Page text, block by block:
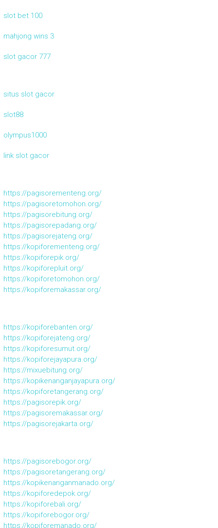
slot bet 100
mahjong wins 3
slot gacor 777
situs slot gacor
slot88
olympus1000
link slot gacor
https://pagisorementeng.org/
https://pagisoretomohon.org/
https://pagisorebitung.org/
https://pagisorepadang.org/
https://pagisorejateng.org/
https://kopiforementeng.org/
https://kopiforepik.org/
https://kopiforepluit.org/
https://kopiforetomohon.org/
https://kopiforemakassar.org/
https://kopiforebanten.org/
https://kopiforejateng.org/
https://kopiforesumut.org/
https://kopiforejayapura.org/
https://mixuebitung.org/
https://kopikenanganjayapura.org/
https://kopiforetangerang.org/
https://pagisorepik.org/
https://pagisoremakassar.org/
https://pagisorejakarta.org/
https://pagisorebogor.org/
https://pagisoretangerang.org/
https://kopikenanganmanado.org/
https://kopiforedepok.org/
https://kopiforebali.org/
https://kopiforebogor.org/
https://kopiforemanado.org/